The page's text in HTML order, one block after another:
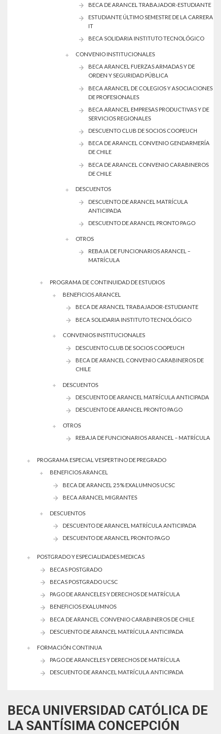
BECA UNIVERSIDAD CATÓLICA DE
LA SANTÍSIMA CONCEPCIÓN
BECA DE ARANCEL TRABAJADOR-ESTUDIANTE
ESTUDIANTE ÚLTIMO SEMESTRE DE LA CARRERA
IT
BECA SOLIDARIA INSTITUTO TECNOLÓGICO
CONVENIO INSTITUCIONALES
BECA ARANCEL FUERZAS ARMADAS Y DE
ORDEN Y SEGURIDAD PÚBLICA
BECA ARANCEL DE COLEGIOS Y ASOCIACIONES
DE PROFESIONALES
BECA ARANCEL EMPRESAS PRODUCTIVAS Y DE
SERVICIOS REGIONALES
DESCUENTO CLUB DE SOCIOS COOPEUCH
BECA DE ARANCEL CONVENIO GENDARMERÍA
DE CHILE
BECA DE ARANCEL CONVENIO CARABINEROS
DE CHILE
DESCUENTOS
DESCUENTO DE ARANCEL MATRÍCULA
ANTICIPADA
DESCUENTO DE ARANCEL PRONTO PAGO
OTROS
REBAJA DE FUNCIONARIOS ARANCEL –
MATRÍCULA
PROGRAMA DE CONTINUIDAD DE ESTUDIOS
BENEFICIOS ARANCEL
BECA DE ARANCEL TRABAJADOR-ESTUDIANTE
BECA SOLIDARIA INSTITUTO TECNOLÓGICO
CONVENIOS INSTITUCIONALES
DESCUENTO CLUB DE SOCIOS COOPEUCH
BECA DE ARANCEL CONVENIO CARABINEROS DE
CHILE
DESCUENTOS
DESCUENTO DE ARANCEL MATRÍCULA ANTICIPADA
DESCUENTO DE ARANCEL PRONTO PAGO
OTROS
REBAJA DE FUNCIONARIOS ARANCEL – MATRÍCULA
PROGRAMA ESPECIAL VESPERTINO DE PREGRADO
BENEFICIOS ARANCEL
BECA DE ARANCEL 25% EXALUMNOS UCSC
BECA ARANCEL MIGRANTES
DESCUENTOS
DESCUENTO DE ARANCEL MATRÍCULA ANTICIPADA
DESCUENTO DE ARANCEL PRONTO PAGO
POSTGRADO Y ESPECIALIDADES MEDICAS
BECAS POSTGRADO
BECAS POSTGRADO UCSC
PAGO DE ARANCELES Y DERECHOS DE MATRÍCULA
BENEFICIOS EXALUMNOS
BECA DE ARANCEL CONVENIO CARABINEROS DE CHILE
DESCUENTO DE ARANCEL MATRÍCULA ANTICIPADA
FORMACIÓN CONTINUA
PAGO DE ARANCELES Y DERECHOS DE MATRÍCULA
DESCUENTO DE ARANCEL MATRÍCULA ANTICIPADA